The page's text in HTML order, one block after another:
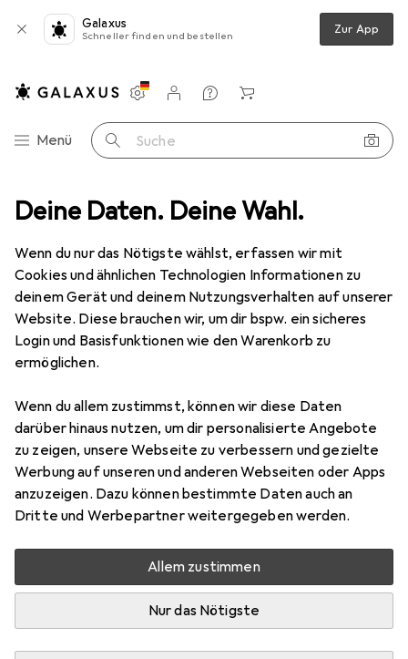
Deine Daten. Deine Wahl.
Wenn du nur das Nötigste wählst, erfassen wir mit
Cookies und ähnlichen Technologien Informationen zu
deinem Gerät und deinem Nutzungsverhalten auf unserer
Website. Diese brauchen wir, um dir bspw. ein sicheres
Login und Basisfunktionen wie den Warenkorb zu
ermöglichen.
Wenn du allem zustimmst, können wir diese Daten
darüber hinaus nutzen, um dir personalisierte Angebote
zu zeigen, unsere Webseite zu verbessern und gezielte
Werbung auf unseren und anderen Webseiten oder Apps
anzuzeigen. Dazu können bestimmte Daten auch an
Dritte und Werbepartner weitergegeben werden.
Allem zustimmen
Nur das Nötigste
Galaxus
Schneller finden und bestellen Zur App
Navigation nach Kategorien
Menü Suche
Einstellungen
Kundenkonto
Vergleichslisten
Merklisten
Warenkorb
Smartphone Schutzfolie Dipos Displayschutzfolie Antireflex
6 Bilder
DiposDisplayschutzfolie Antireflex
Preis in EUR inkl. MwSt.
EUR
3,99
Bewertungen Marke
Mehr von Dipos
Do, 13.8. geliefert
Mehr als 10 Stück an Lager beim Drittanbieter
Lieferort angeben für genaue Lieferzeit